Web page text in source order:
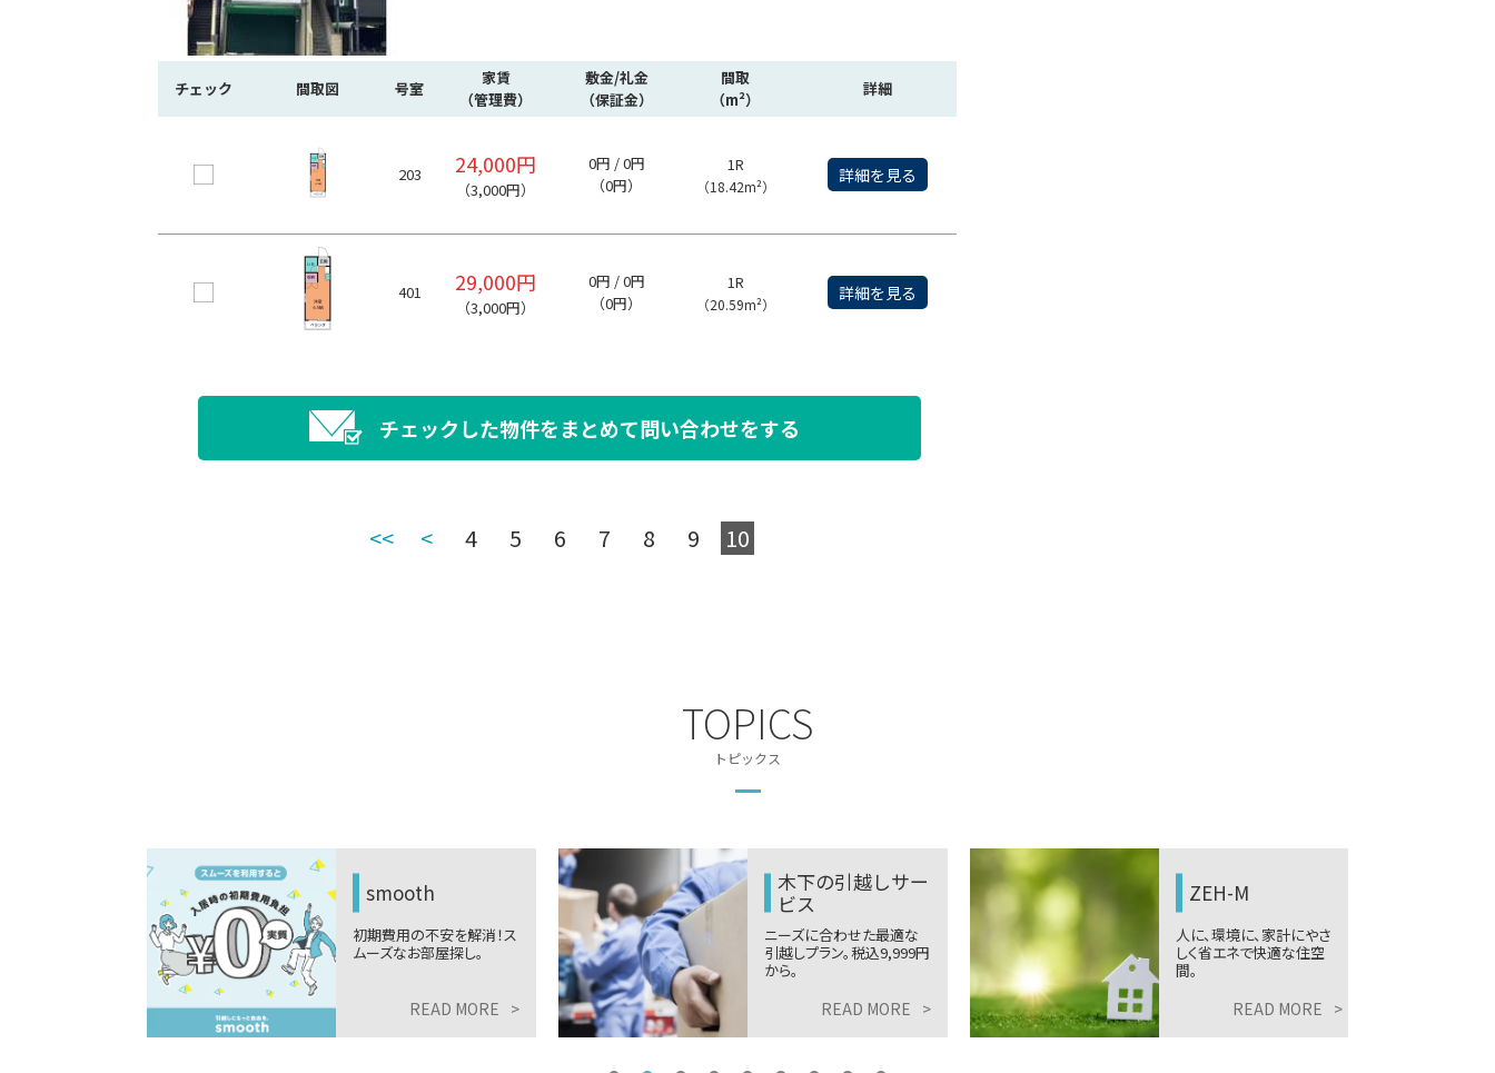
チェック 間取図 号室
家賃
（管理費）
敷金/礼金
（保証金）
間取
（m²）
詳細
203 24,000円
（3,000円）
0円 / 0円
（0円）
1R
（18.42m²）
詳細を見る
401 29,000円
（3,000円）
0円 / 0円
（0円）
1R
（20.59m²）
詳細を見る
チェックした物件をまとめて問い合わせをする
<< < 4 5 6 7 8 9 10
TOPICS
トピックス
木下の引越しサー
ビス
ニーズに合わせた最適な
引越しプラン。税込9,999円
READ MORE >
ZEH-M
人に、環境に、家計にやさ
しく省エネで快適な住空
間。
READ MORE >
ガレージハウス
自由自在のガレージ空間
で理想を叶えるコンセプト
型住宅。
READ MORE >